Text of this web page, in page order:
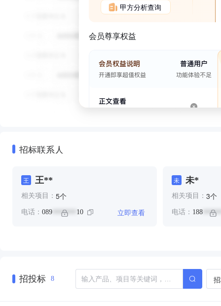
甲方分析查询
会员尊享权益
招标联系人
王 王**
相关项目： 5个
电话： 089 ******* 10 立即查看
未 未*
相关项目： 3个
电话： 188
招投标 8